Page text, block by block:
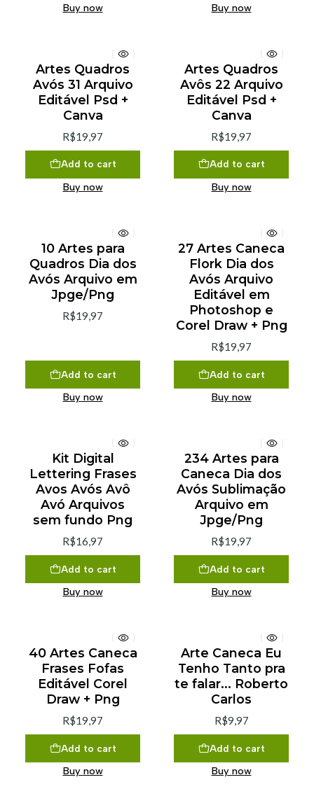
Buy now Buy now
Artes Quadros
Avós 31 Arquivo
Editável Psd +
Canva
R$19,97
Add to cart
Buy now
Artes Quadros
Avôs 22 Arquivo
Editável Psd +
Canva
R$19,97
Add to cart
Buy now
10 Artes para
Quadros Dia dos
Avós Arquivo em
Jpge/Png
R$19,97
Add to cart
Buy now
27 Artes Caneca
Flork Dia dos
Avós Arquivo
Editável em
Photoshop e
Corel Draw + Png
R$19,97
Add to cart
Buy now
Kit Digital
Lettering Frases
Avos Avós Avô
Avó Arquivos
sem fundo Png
R$16,97
Add to cart
Buy now
234 Artes para
Caneca Dia dos
Avós Sublimação
Arquivo em
Jpge/Png
R$19,97
Add to cart
Buy now
40 Artes Caneca
Frases Fofas
Editável Corel
Draw + Png
R$19,97
Add to cart
Buy now
Arte Caneca Eu
Tenho Tanto pra
te falar... Roberto
Carlos
R$9,97
Add to cart
Buy now